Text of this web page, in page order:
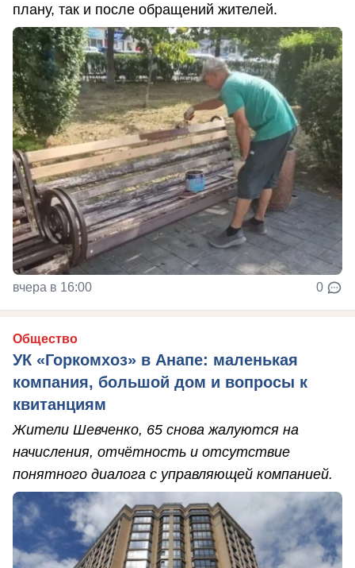
плану, так и после обращений жителей.
вчера в 16:00 0
Общество
УК «Горкомхоз» в Анапе: маленькая
компания, большой дом и вопросы к
квитанциям
Жители Шевченко, 65 снова жалуются на
начисления, отчётность и отсутствие
понятного диалога с управляющей компанией.